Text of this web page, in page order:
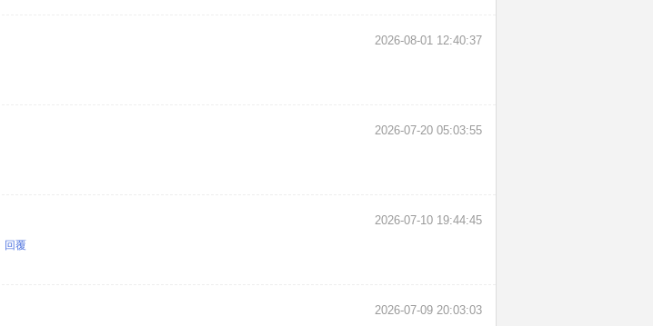
2026-08-01 12:40:37
2026-07-20 05:03:55
2026-07-10 19:44:45
回覆
2026-07-09 20:03:03